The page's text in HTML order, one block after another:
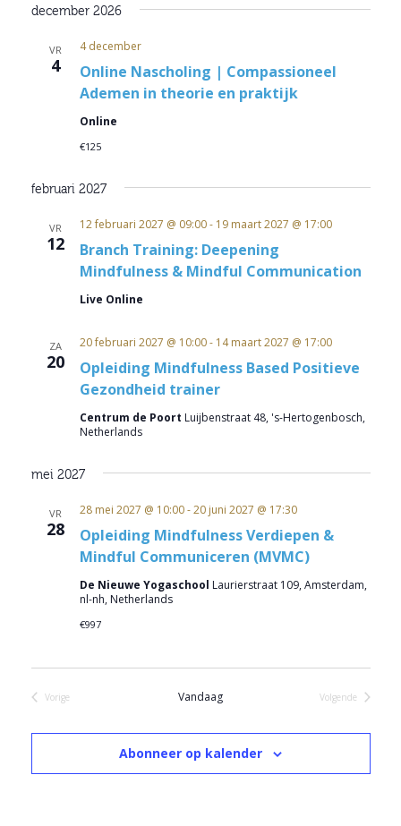
december 2026
VR
4
Online Nascholing | Compassioneel
Ademen in theorie en praktijk
4 december
Online
€125
februari 2027
VR
12
Branch Training: Deepening
Mindfulness & Mindful Communication
12 februari 2027 @ 09:00- 19 maart 2027 @ 17:00
Live Online
ZA
20
Opleiding Mindfulness Based Positieve
Gezondheid trainer
20 februari 2027 @ 10:00- 14 maart 2027 @ 17:00
Centrum de Poort Luijbenstraat 48, 's-Hertogenbosch,
Netherlands
mei 2027
VR
28
Opleiding Mindfulness Verdiepen &
Mindful Communiceren (MVMC)
28 mei 2027 @ 10:00-20 juni 2027 @ 17:30
De Nieuwe Yogaschool Laurierstraat 109, Amsterdam,
nl-nh, Netherlands
€997
Vorige
Evenementen
Vandaag
Volgende
Abonneer op kalender